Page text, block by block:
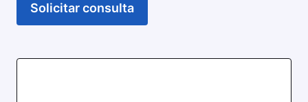
Solicitar consulta